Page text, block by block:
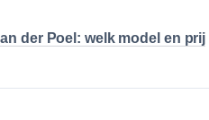
der Poel: welk model en prij